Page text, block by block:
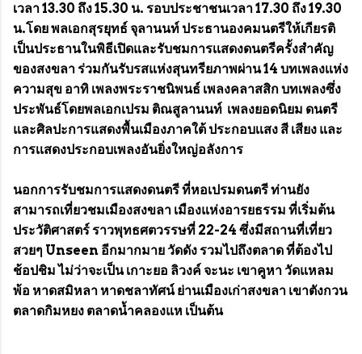
เวลา 13.30 ถึง 15.30 น. รอบประชาชนเวลา 17.30 ถึง 19.30
น.โดย พลเอกสุรยุทธ์ จุลานนท์ ประธานองคมนตรีให้เกียรติ
เป็นประธานในพิธีเปิดและรับชมการเเสดงดนตรีครั้งสำคัญ
ของสงขลา ร่วมกันรับรสแห่งสุนทรียภาพผ่าน 14 บทเพลงเเห่ง
ความสุข อาทิ เพลงพระราชนิพนธ์ เพลงคลาสสิก บทเพลงซึ่ง
ประพันธ์โดยพลเอกเปรม ติณสูลานนท์ เพลงยอดนิยม ดนตรี
และศิลปะการแสดงพื้นเมืองภาคใต้ ประกอบเเสง สี เสียง และ
การเเสดงประกอบเพลงอันยิ่งใหญ่อลังการ
นอกการรับชมการแสดงดนตรี ที่หอเปรมดนตรี ท่านยัง
สามารถเที่ยวชมเมืองสงขลา เมืองแห่งอารยธรรม ที่เริ่มต้น
ประวัติศาสตร์ ราวพุทธศตวรรษที่ 22-24 ซึ่งมีสถานที่เที่ยว
สวยๆ Unseen อีกมากมาย วัดดัง รวมไปถึงตลาด ที่ต้องไป
ช้อปชิม ไม่ว่าจะเป็น เกาะยอ ลิวงค์ จะนะ เขาคูหา วัดแหลม
พ้อ หาดสมิหลา หาดชลาทัศน์ ย่านเมืองเก่าสงขลา เขาตังกวน
ตลาดกิมหยง ตลาดน้ำคลองแห เป็นต้น